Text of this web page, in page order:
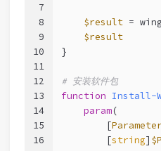
7
8
9
10
11
12
13
14
15
16
$result =
$result
}
# 安装软件包
function Install-
param(
        [
Parameter
        [
string]